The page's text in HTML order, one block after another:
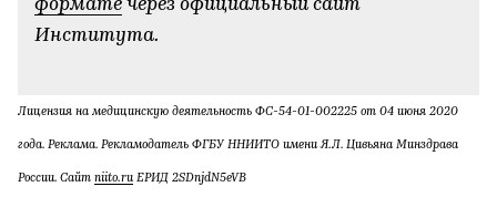
формате через официальный сайт
Института.
Лицензия на медицинскую деятельность ФС-54-01-002225 от 04 июня 2020
года. Реклама. Рекламодатель ФГБУ ННИИТО имени Я.Л. Цивьяна Минздрава
России. Сайт niito.ruЕРИД 2SDnjdN5eVB